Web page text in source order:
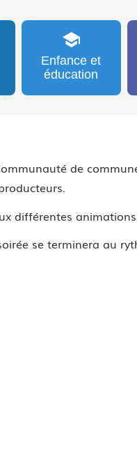
Enfance et
éducation
de
différentes
se terminera au